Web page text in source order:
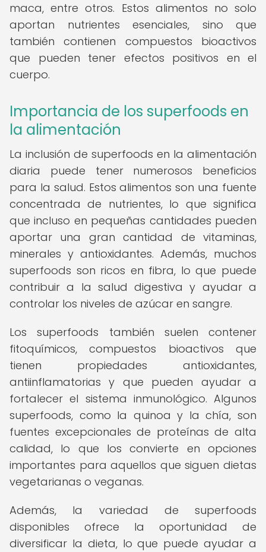
maca, entre otros. Estos alimentos no solo
aportan nutrientes esenciales, sino que
también contienen compuestos bioactivos
que pueden tener efectos positivos en el
cuerpo.
Importancia de los superfoods en
la alimentación
La inclusión de superfoods en la alimentación
diaria puede tener numerosos beneficios
para la salud. Estos alimentos son una fuente
concentrada de nutrientes, lo que significa
que incluso en pequeñas cantidades pueden
aportar una gran cantidad de vitaminas,
minerales y antioxidantes. Además, muchos
superfoods son ricos en fibra, lo que puede
contribuir a la salud digestiva y ayudar a
controlar los niveles de azúcar en sangre.
Los superfoods también suelen contener
fitoquímicos, compuestos bioactivos que
tienen propiedades antioxidantes,
antiinflamatorias y que pueden ayudar a
fortalecer el sistema inmunológico. Algunos
superfoods, como la quinoa y la chía, son
fuentes excepcionales de proteínas de alta
calidad, lo que los convierte en opciones
importantes para aquellos que siguen dietas
vegetarianas o veganas.
Además, la variedad de superfoods
disponibles ofrece la oportunidad de
diversificar la dieta, lo que puede ayudar a